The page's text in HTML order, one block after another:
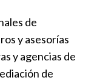
de
y asesorías
y agencias de
de